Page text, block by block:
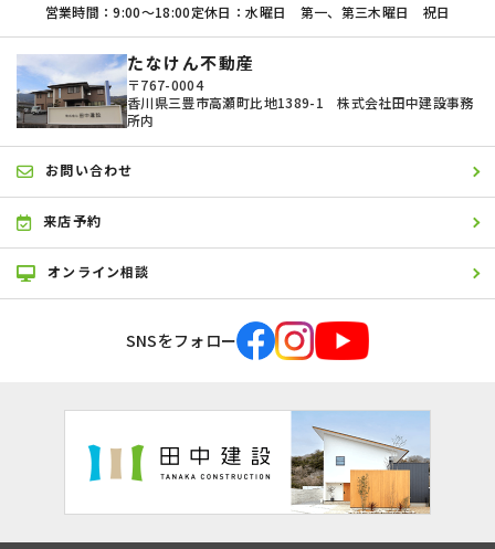
営業時間：9:00〜18:00定休日：水曜日 第一、第三木曜日 祝日
たなけん不動産
〒767-0004
香川県三豊市高瀬町比地1389-1 株式会社田中建設事務
所内
お問い合わせ
来店予約
オンライン相談
SNSをフォロー